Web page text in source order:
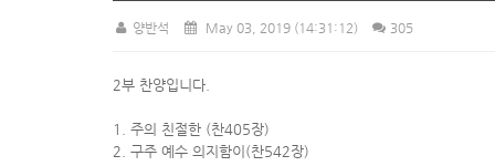
양반석 May 03, 2019 (14:31:12) 305
2부 찬양입니다.
1. 주의 친절한 (찬405장)
2. 구주 예수 의지함이(찬542장)